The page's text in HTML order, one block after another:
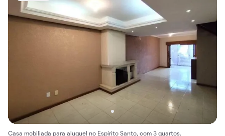
Casa mobiliada para aluguel no Espírito Santo, com 3 quartos.